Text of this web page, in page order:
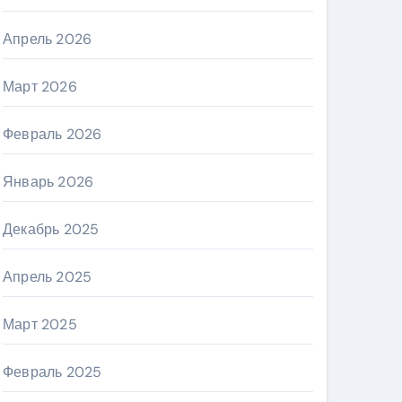
Апрель 2026
Март 2026
Февраль 2026
Январь 2026
Декабрь 2025
Апрель 2025
Март 2025
Февраль 2025